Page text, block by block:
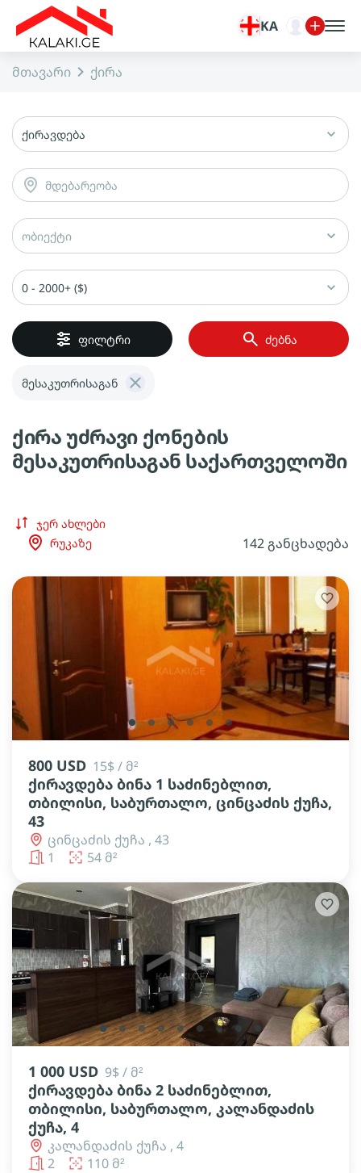
KA
მთავარი ქირა
ქირავდება
მდებარეობა
ობიექტი
0 - 2000+ ($)
ფილტრი ძებნა
მესაკუთრისაგან
ქირა უძრავი ქონების
მესაკუთრისაგან საქართველოში
ჯერ ახლები
რუკაზე
142 განცხადება
lens lens lens lens lens lens
800 USD 15$ / მ²
ქირავდება ბინა 1 საძინებლით,
თბილისი, საბურთალო, ცინცაძის ქუჩა,
43
ცინცაძის ქუჩა , 43
1
54 მ²
lens lens lens lens lens lens lens lens
1 000 USD 9$ / მ²
ქირავდება ბინა 2 საძინებლით,
თბილისი, საბურთალო, კალანდაძის
ქუჩა, 4
კალანდაძის ქუჩა , 4
2
110 მ²